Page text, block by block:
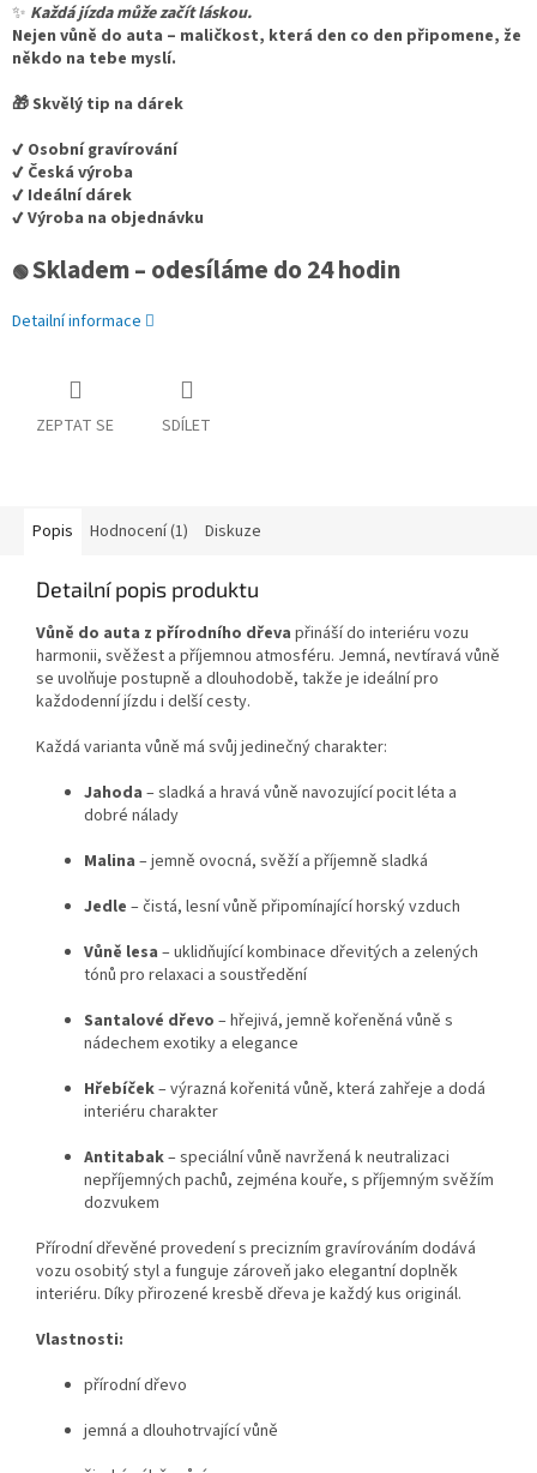
✨ Každá jízda může začít láskou.
Nejen vůně do auta – maličkost, která den co den připomene, že
někdo na tebe myslí.
🎁 Skvělý tip na dárek
✔️ Osobní gravírování
✔️ Česká výroba
✔️ Ideální dárek
✔️ Výroba na objednávku
🟢Skladem – odesíláme do 24 hodin
Detailní informace
ZEPTAT SE SDÍLET
Popis Hodnocení (1) Diskuze
Detailní popis produktu
Vůně do auta z přírodního dřeva přináší do interiéru vozu
harmonii, svěžest a příjemnou atmosféru. Jemná, nevtíravá vůně
se uvolňuje postupně a dlouhodobě, takže je ideální pro
každodenní jízdu i delší cesty.
Každá varianta vůně má svůj jedinečný charakter:
Jahoda – sladká a hravá vůně navozující pocit léta a
dobré nálady
Malina – jemně ovocná, svěží a příjemně sladká
Jedle – čistá, lesní vůně připomínající horský vzduch
Vůně lesa – uklidňující kombinace dřevitých a zelených
tónů pro relaxaci a soustředění
Santalové dřevo – hřejivá, jemně kořeněná vůně s
nádechem exotiky a elegance
Hřebíček– výrazná kořenitá vůně, která zahřeje a dodá
interiéru charakter
Antitabak– speciální vůně navržená k neutralizaci
nepříjemných pachů, zejména kouře, s příjemným svěžím
dozvukem
Přírodní dřevěné provedení s precizním gravírováním dodává
vozu osobitý styl a funguje zároveň jako elegantní doplněk
interiéru. Díky přirozené kresbě dřeva je každý kus originál.
Vlastnosti:
přírodní dřevo
jemná a dlouhotrvající vůně